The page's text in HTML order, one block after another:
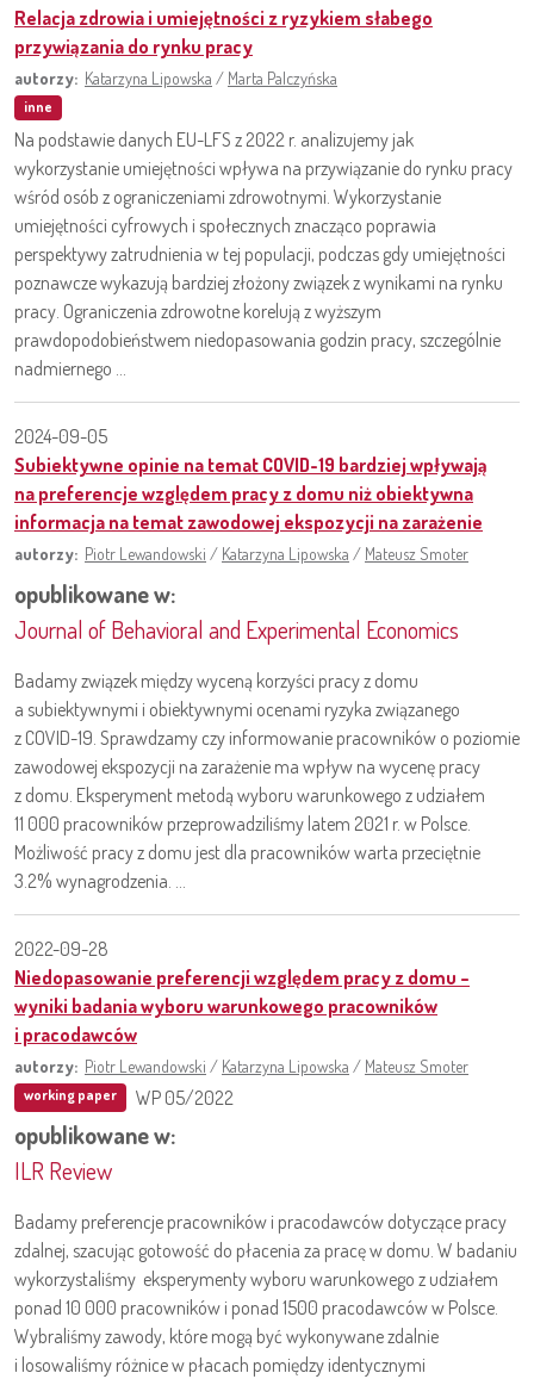
Relacja zdrowia i umiejętności z ryzykiem słabego
przywiązania do rynku pracy
autorzy: Katarzyna Lipowska / Marta Palczyńska
inne
Na podstawie danych EU-LFS z 2022 r. analizujemy jak
wykorzystanie umiejętności wpływa na przywiązanie do rynku pracy
wśród osób z ograniczeniami zdrowotnymi. Wykorzystanie
umiejętności cyfrowych i społecznych znacząco poprawia
perspektywy zatrudnienia w tej populacji, podczas gdy umiejętności
poznawcze wykazują bardziej złożony związek z wynikami na rynku
pracy. Ograniczenia zdrowotne korelują z wyższym
prawdopodobieństwem niedopasowania godzin pracy, szczególnie
nadmiernego ...
2024-09-05
Subiektywne opinie na temat COVID-19 bardziej wpływają
na preferencje względem pracy z domu niż obiektywna
informacja na temat zawodowej ekspozycji na zarażenie
autorzy: Piotr Lewandowski / Katarzyna Lipowska / Mateusz Smoter
opublikowane w:
Journal of Behavioral and Experimental Economics
Badamy związek między wyceną korzyści pracy z domu
a subiektywnymi i obiektywnymi ocenami ryzyka związanego
z COVID-19. Sprawdzamy czy informowanie pracowników o poziomie
zawodowej ekspozycji na zarażenie ma wpływ na wycenę pracy
z domu. Eksperyment metodą wyboru warunkowego z udziałem
11 000 pracowników przeprowadziliśmy latem 2021 r. w Polsce.
Możliwość pracy z domu jest dla pracowników warta przeciętnie
3.2% wynagrodzenia. ...
2022-09-28
Niedopasowanie preferencji względem pracy z domu –
wyniki badania wyboru warunkowego pracowników
i pracodawców
autorzy: Piotr Lewandowski / Katarzyna Lipowska / Mateusz Smoter
working paper WP 05/2022
opublikowane w:
ILR Review
Badamy preferencje pracowników i pracodawców dotyczące pracy
zdalnej, szacując gotowość do płacenia za pracę w domu. W badaniu
wykorzystaliśmy eksperymenty wyboru warunkowego z udziałem
ponad 10 000 pracowników i ponad 1500 pracodawców w Polsce.
Wybraliśmy zawody, które mogą być wykonywane zdalnie
i losowaliśmy różnice w płacach pomiędzy identycznymi